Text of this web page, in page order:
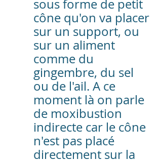
sous forme de petit
cône qu'on va placer
sur un support, ou
sur un aliment
comme du
gingembre, du sel
ou de l'ail. A ce
moment là on parle
de moxibustion
indirecte car le cône
n'est pas placé
directement sur la